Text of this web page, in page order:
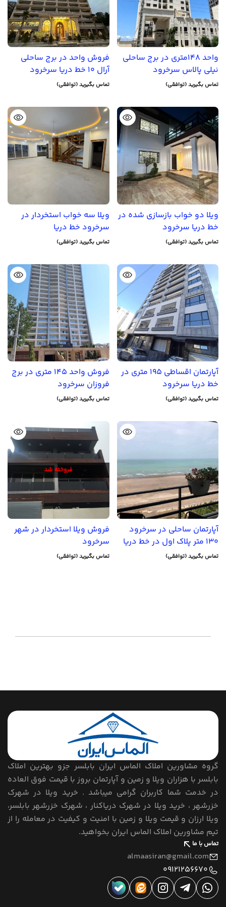
واحد 148متری در برج ساحلی
نیلی پالاس سرخرود
تماس بگیرید (توافقی)
فروش واحد در برج ساحلی
آرال 10 خط دریا سرخرود
تماس بگیرید (توافقی)
ویلا دو خواب بازسازی شده در
خط دریا سرخرود
تماس بگیرید (توافقی)
ویلا سه خواب استخردار در
سرخرود خط دریا
تماس بگیرید (توافقی)
آپارتمان اقساطی 195 متری در
خط دریا سرخرود
تماس بگیرید (توافقی)
فروش واحد 145 متری در برج
فروزان سرخرود
تماس بگیرید (توافقی)
آپارتمان ساحلی در سرخرود
130 متر پلاک اول در خط دریا
تماس بگیرید (توافقی)
فروخته شد
فروش ویلا استخردار در شهر
سرخرود
تماس بگیرید (توافقی)
گروه مشاورین املاک الماس ایران بابلسر جزو بهترین املاک
بابلسر با هزاران ویلا و زمین و آپارتمان بروز با قیمت فوق العاده
در خدمت شما کاربران گرامی میباشد . خرید ویلا در شهرک
خزرشهر ، خرید ویلا در شهرک دریاکنار ، شهرک خزرشهر بابلسر،
ویلا ارزان و قیمت ویلا و زمین با امنیت و کیفیت در معامله را از
تیم مشاورین املاک الماس ایران بخواهید.
تماس با ما
almaasiran@gmail.com
09121256670